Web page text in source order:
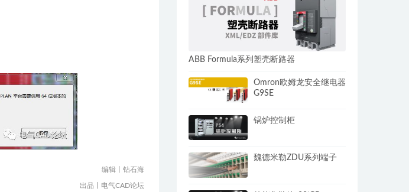
编辑丨钻石海
出品丨电气CAD论坛
ABB Formula系列塑壳断路器
Omron欧姆龙安全继电器
G9SE
锅炉控制柜
魏德米勒ZDU系列端子